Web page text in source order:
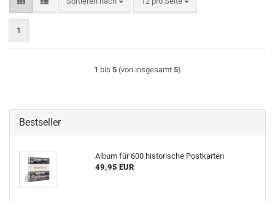
1
1 bis 5 (von insgesamt 5)
Bestseller
Album für 600 his­to­ri­sche Post­kar­ten
49,95 EUR